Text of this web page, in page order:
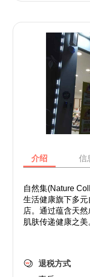
介绍 信
自然集(Nature
生活健康旗下多
店。通过蕴含天
肌肤传递健康之美
退税方式